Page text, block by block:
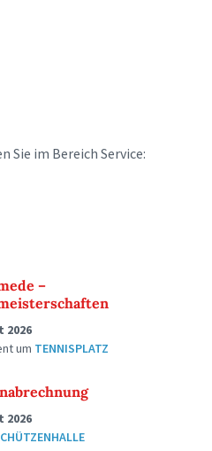
Sie im Bereich Service:
–
2026
um TENNISPLATZ
2026